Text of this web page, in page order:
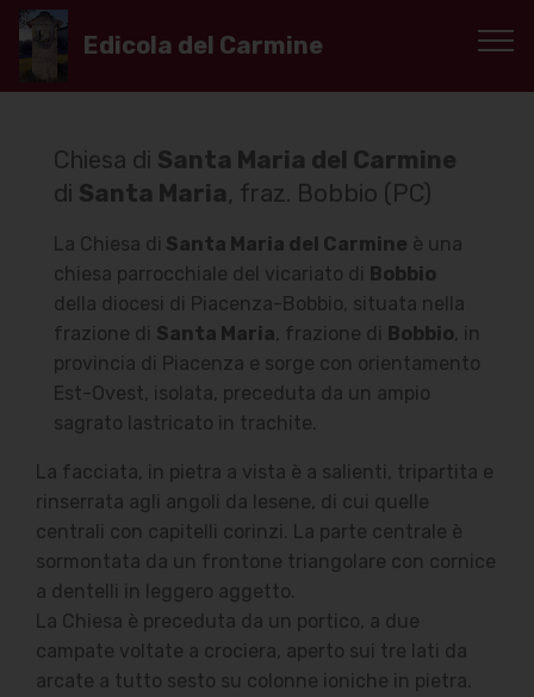
Chiesa di Santa Maria del Carmine
di Santa Maria, fraz. Bobbio (PC)
La Chiesa di Santa Maria del Carmine è una
chiesa parrocchiale del vicariato di Bobbio
della diocesi di Piacenza-Bobbio, situata nella
frazione di Santa Maria, frazione di Bobbio, in
provincia di Piacenza e sorge con orientamento
Est-Ovest, isolata, preceduta da un ampio
sagrato lastricato in trachite.
La facciata, in pietra a vista è a salienti, tripartita e
rinserrata agli angoli da lesene, di cui quelle
centrali con capitelli corinzi. La parte centrale è
sormontata da un frontone triangolare con cornice
a dentelli in leggero aggetto.
La Chiesa è preceduta da un portico, a due
campate voltate a crociera, aperto sui tre lati da
arcate a tutto sesto su colonne ioniche in pietra.
Edicola del Carmine